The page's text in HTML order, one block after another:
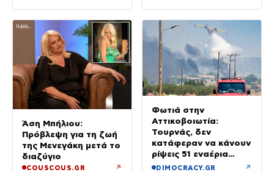
Άση Μπήλιου:
Πρόβλεψη για τη ζωή
της Μενεγάκη μετά το
διαζύγιο
COUSCOUS.GR ↗
Φωτιά στην
Αττικοβοιωτία:
Τουρνάς, δεν
κατάφεραν να κάνουν
ρίψεις 51 εναέρια
μέσα
DIMOCRACY.GR ↗